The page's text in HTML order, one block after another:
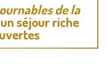
de la
séjour riche